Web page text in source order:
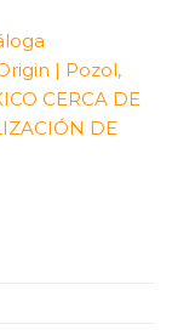
| Pozol,
CERCA DE
DE